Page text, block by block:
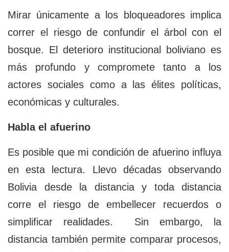
Mirar únicamente a los bloqueadores implica
correr el riesgo de confundir el árbol con el
bosque. El deterioro institucional boliviano es
más profundo y compromete tanto a los
actores sociales como a las élites políticas,
económicas y culturales.
Habla el afuerino
Es posible que mi condición de afuerino influya
en esta lectura. Llevo décadas observando
Bolivia desde la distancia y toda distancia
corre el riesgo de embellecer recuerdos o
simplificar realidades. Sin embargo, la
distancia también permite comparar procesos,